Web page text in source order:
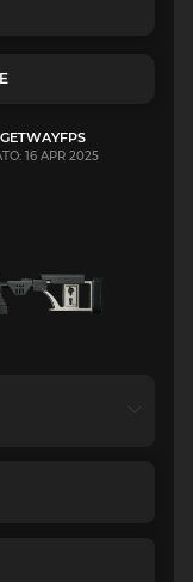
16 APR 2025